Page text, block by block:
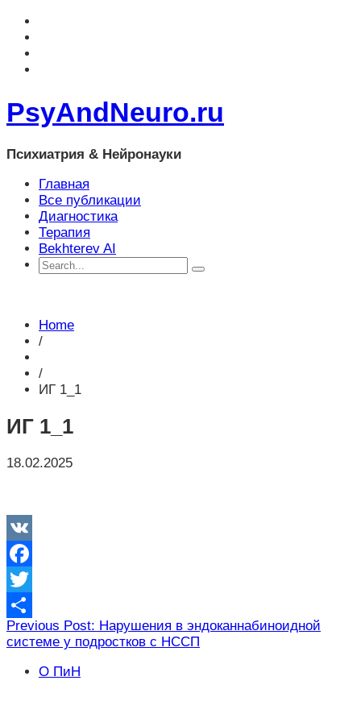
PsyAndNeuro.ru
Психиатрия & Нейронауки
Главная
Все публикации
Диагностика
Терапия
Bekhterev AI
Home
/
/
ИГ 1_1
ИГ 1_1
18.02.2025
VK
Facebook
Twitter
Отправить
Навигация
по
записям
Previous Post: Нарушения в эндоканнабиноидной
системе у подростков с НССП
О ПиН